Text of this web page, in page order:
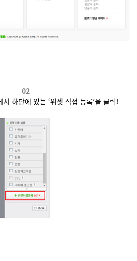
02
서 하단에 있는 ‘위젯 직접 등록’을 클릭!